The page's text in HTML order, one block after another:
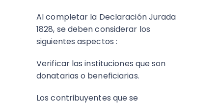
Al completar la Declaración Jurada
1828, se deben considerar los
siguientes aspectos :
Verificar las instituciones que son
donatarias o beneficiarias.
Los contribuyentes que se